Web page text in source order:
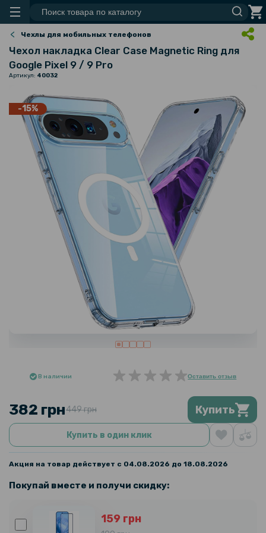
Чехлы для мобильных телефонов
Чехол накладка Clear Case Magnetic Ring для
Google Pixel 9 / 9 Pro​
Артикул: 40032
-15%
В наличии Оставить отзыв
382 грн449 грн Купить
Купить в один клик
Акция на товар действует с 04.08.2026 до 18.08.2026
Покупай вместе и получи скидку:
159 грн